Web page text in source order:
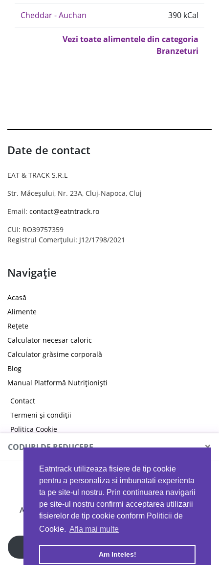
Eatntrack utilizeaza fisiere de tip cookie
pentru a personaliza si imbunatati experienta
ta pe site-ul nostru. Prin continuarea navigarii
pe site-ul nostru confirmi acceptarea utilizarii
fisierelor de tip cookie conform Politicii de
Cookie. Afla mai multe
Am Inteles!
Cheddar - Auchan 390 kCal
Vezi toate alimentele din categoria
Branzeturi
Date de contact
EAT & TRACK S.R.L
Str. Măceșului, Nr. 23A, Cluj-Napoca, Cluj
Email: contact@eatntrack.ro
CUI: RO39757359
Registrul Comerțului: J12/1798/2021
Navigație
Acasă
Alimente
Rețete
Calculator necesar caloric
Calculator grăsime corporală
Blog
Manual Platformă Nutriționiști
Contact
Termeni și condiții
Politica Cookie
Politica de confidențialitate
Copyright © 2026 EAT & TRACK S.R.L
CODURI DE REDUCERE ×
MYPROTEIN
Ai 40%reducere la orice comandă folosind codul
EATTRACK
Profită acum